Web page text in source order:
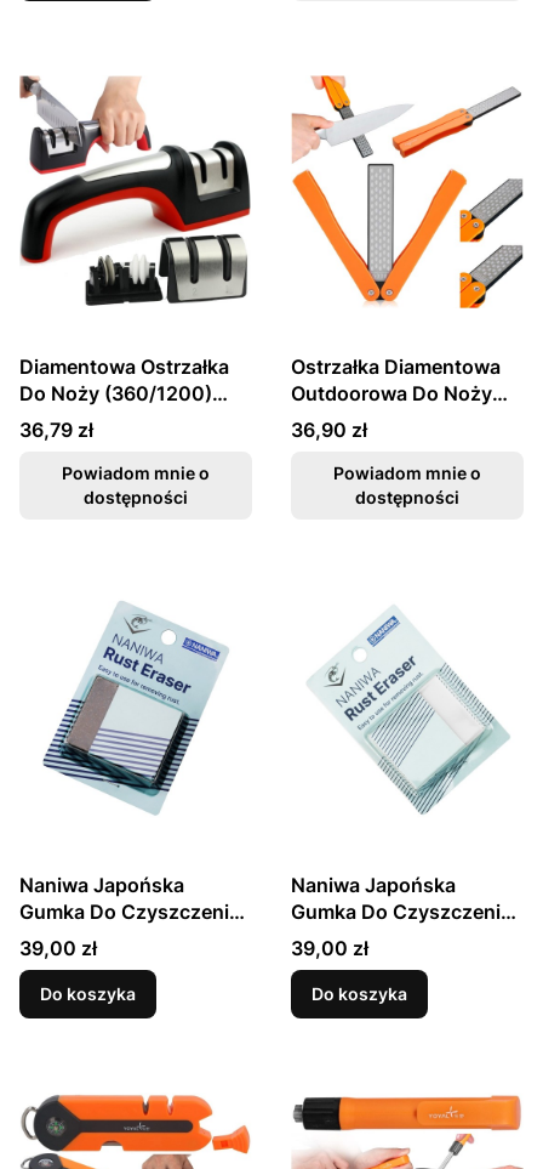
Diamentowa Ostrzałka
Do Noży (360/1200)
TG1005 TAIDEA
Cena
36,79 zł
Powiadom mnie o
dostępności
Ostrzałka Diamentowa
Outdoorowa Do Noży
(360/600) TY1051
TAIDEA
Cena
36,90 zł
Powiadom mnie o
dostępności
Naniwa Japońska
Gumka Do Czyszczenia
Rdzy z Noży Rust Eraser
A-903G
Cena
39,00 zł
Do koszyka
Naniwa Japońska
Gumka Do Czyszczenia
Rdzy z Noży Rust Eraser
A-904
Cena
39,00 zł
Do koszyka